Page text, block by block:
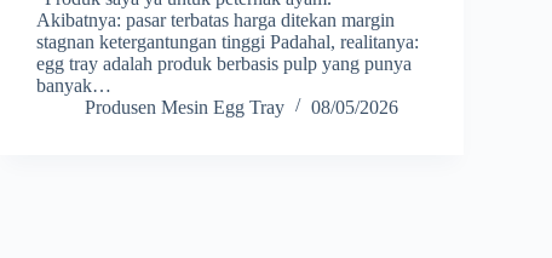
Akibatnya: pasar terbatas harga ditekan margin
stagnan ketergantungan tinggi Padahal, realitanya:
egg tray adalah produk berbasis pulp yang punya
banyak…
Produsen Mesin Egg Tray
08/05/2026